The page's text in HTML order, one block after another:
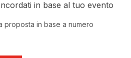
in base al tuo evento
proposta in base a numero